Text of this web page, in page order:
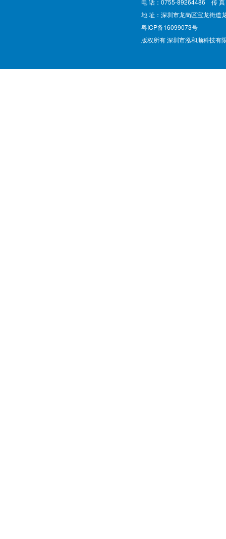
电 话：0755-89264486 传
地 址：深圳市龙岗区宝龙街道
粤ICP备16099073号
版权所有 深圳市泓和顺科技有